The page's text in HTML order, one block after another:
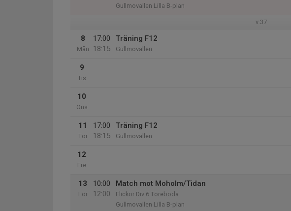
Gullmovallen Lilla B-plan
v.37
8
Mån
17:00
18:15
Träning F12
Gullmovallen
9
Tis
10
Ons
11
Tor
17:00
18:15
Träning F12
Gullmovallen
12
Fre
13
Lör
10:00
12:00
Match mot Moholm/Tidan
Flickor Div 6 Töreboda
Gullmovallen Lilla B-plan